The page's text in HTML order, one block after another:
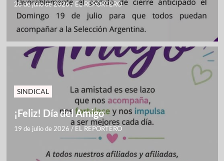
28 de julio de 2026/ EL REPORTERO
SINDICAL
¡Feliz! Día del Amigo
19 de julio de 2026 / EL REPORTERO